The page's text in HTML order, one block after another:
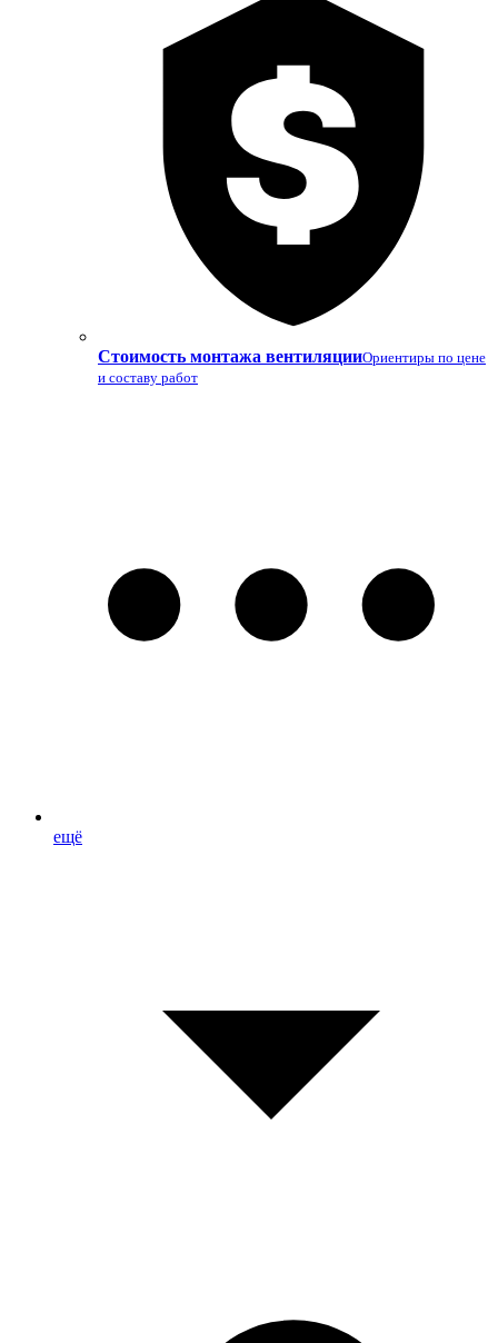
Стоимость монтажа вентиляцииОриентиры по цене
и составу работ
ещё